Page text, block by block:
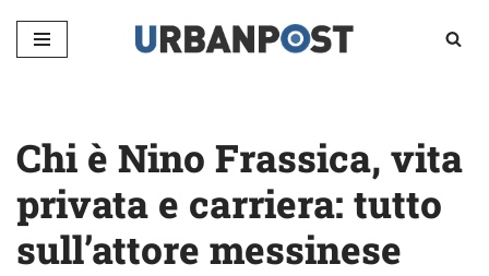
Vai
Chi è Nino Frassica, vita
privata e carriera: tutto
sull’attore messinese